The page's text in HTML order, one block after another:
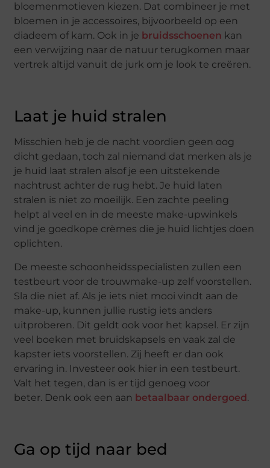
bloemenmotieven kiezen. Dat combineer je met
bloemen in je accessoires, bijvoorbeeld op een
diadeem of kam. Ook in je bruidsschoenen kan
een verwijzing naar de natuur terugkomen maar
vertrek altijd vanuit de jurk om je look te creëren.
Laat je huid stralen
Misschien heb je de nacht voordien geen oog
dicht gedaan, toch zal niemand dat merken als je
je huid laat stralen alsof je een uitstekende
nachtrust achter de rug hebt. Je huid laten
stralen is niet zo moeilijk. Een zachte peeling
helpt al veel en in de meeste make-upwinkels
vind je goedkope crèmes die je huid lichtjes doen
oplichten.
De meeste schoonheidsspecialisten zullen een
testbeurt voor de trouwmake-up zelf voorstellen.
Sla die niet af. Als je iets niet mooi vindt aan de
make-up, kunnen jullie rustig iets anders
uitproberen. Dit geldt ook voor het kapsel. Er zijn
veel boeken met bruidskapsels en vaak zal de
kapster iets voorstellen. Zij heeft er dan ook
ervaring in. Investeer ook hier in een testbeurt.
Valt het tegen, dan is er tijd genoeg voor
beter. Denk ook een aan betaalbaar ondergoed.
Ga op tijd naar bed